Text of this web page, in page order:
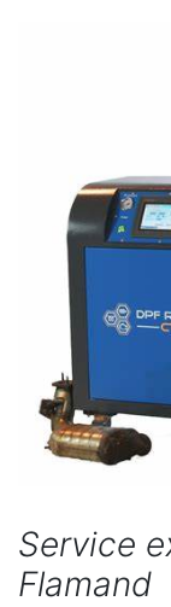
Service
Flamand